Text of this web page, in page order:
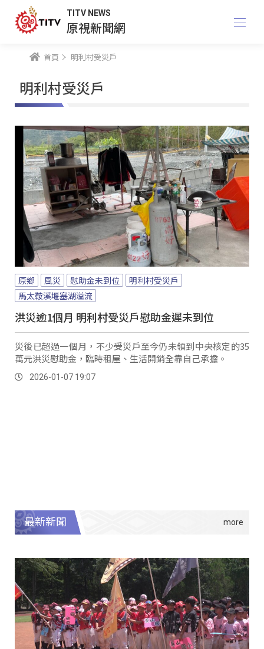
TITV NEWS
原視新聞網
首頁 明利村受災戶
明利村受災戶
原鄉 風災 慰助金未到位
明利村受災戶
馬太鞍溪堰塞湖溢流
洪災逾1個月 明利村受災戶慰助金遲未到位
災後已超過一個月，不少受災戶至今仍未領到中央核定的35
萬元洪災慰助金，臨時租屋、生活開銷全靠自己承擔。
2026-01-07 19:07
最新新聞